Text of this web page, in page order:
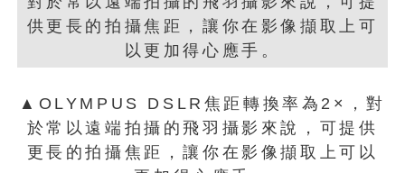
▲OLYMPUS DSLR焦距轉換率為2×，對
於常以遠端拍攝的飛羽攝影來說，可提供
更長的拍攝焦距，讓你在影像擷取上可以